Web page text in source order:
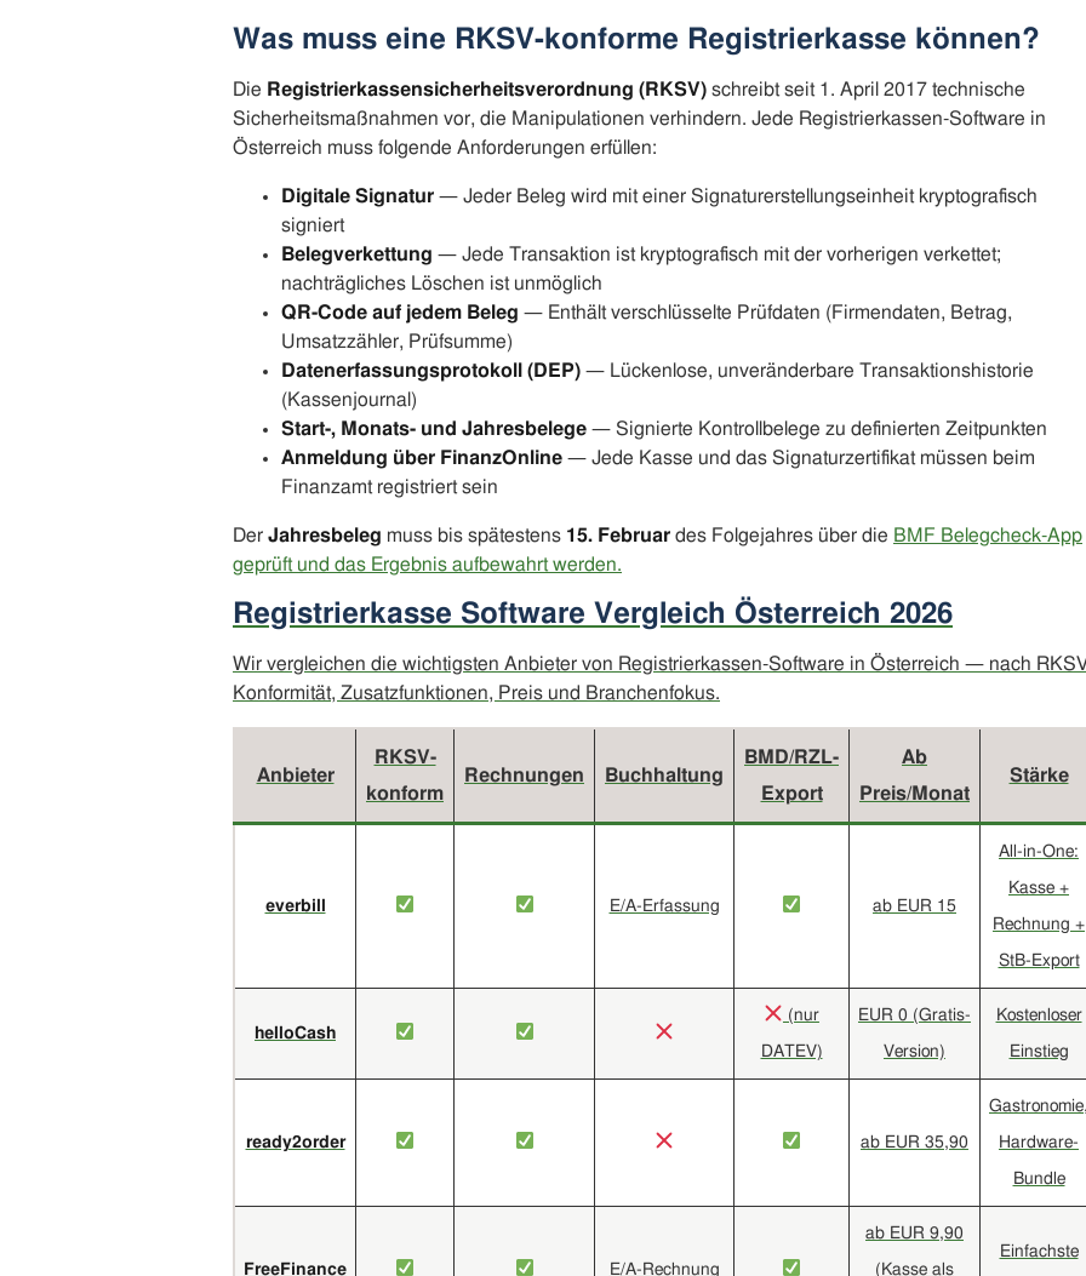
Was muss eine RKSV-konforme Registrierkasse können?
Die Registrierkassensicherheitsverordnung (RKSV) schreibt seit 1. April 2017 technische
Sicherheitsmaßnahmen vor, die Manipulationen verhindern. Jede Registrierkassen-Software in
Österreich muss folgende Anforderungen erfüllen:
Digitale Signatur — Jeder Beleg wird mit einer Signaturerstellungseinheit kryptografisch
signiert
Belegverkettung — Jede Transaktion ist kryptografisch mit der vorherigen verkettet;
nachträgliches Löschen ist unmöglich
QR-Code auf jedem Beleg — Enthält verschlüsselte Prüfdaten (Firmendaten, Betrag,
Umsatzzähler, Prüfsumme)
Datenerfassungsprotokoll (DEP) — Lückenlose, unveränderbare Transaktionshistorie
(Kassenjournal)
Start-, Monats- und Jahresbelege — Signierte Kontrollbelege zu definierten Zeitpunkten
Anmeldung über FinanzOnline — Jede Kasse und das Signaturzertifikat müssen beim
Finanzamt registriert sein
Der Jahresbeleg muss bis spätestens 15. Februar des Folgejahres über die BMF Belegcheck-App
geprüft und das Ergebnis aufbewahrt werden.
Registrierkasse Software Vergleich Österreich 2026
Wir vergleichen die wichtigsten Anbieter von Registrierkassen-Software in Österreich — nach
Konformität, Zusatzfunktionen, Preis und Branchenfokus.
Anbieter
RKSV-
konform
Rechnungen Buchhaltung
BMD/RZL-
Export
Ab
Preis/Monat
Stärke
everbill E/A-Erfassung ab EUR 15
All-in-One:
Kasse +
Rechnung +
StB-Export
helloCash
(nur
DATEV)
EUR 0 (Gratis-
Version)
Kostenloser
Einstieg
ready2order ab EUR 35,90 Hardware-
Bundle
FreeFinance E/A-Rechnung
ab EUR 9,90
(Kasse als
Einfachste